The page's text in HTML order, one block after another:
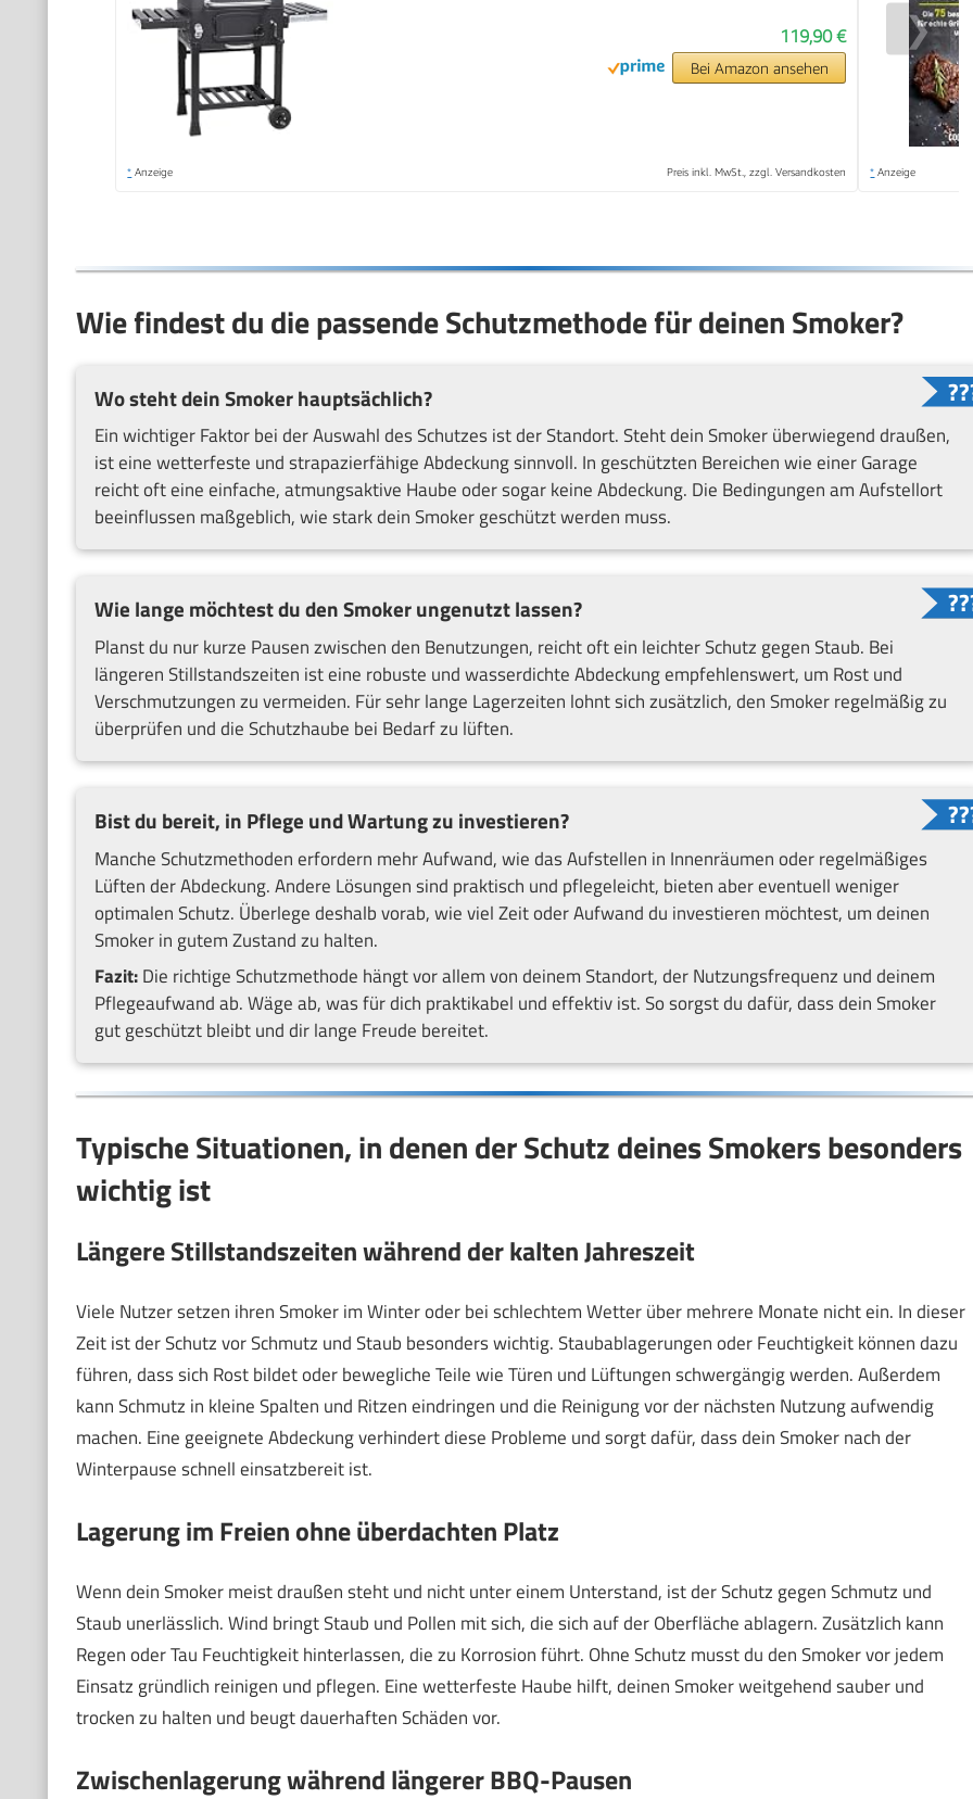
119,90 €
Bei Amazon ansehen
* Anzeige Preis inkl. MwSt., zzgl. Versandkosten * Anzeige
❯
Wie findest du die passende Schutzmethode für deinen Smoker?
Wo steht dein Smoker hauptsächlich?
Ein wichtiger Faktor bei der Auswahl des Schutzes ist der Standort. Steht dein Smoker überwiegend draußen,
ist eine wetterfeste und strapazierfähige Abdeckung sinnvoll. In geschützten Bereichen wie einer Garage
reicht oft eine einfache, atmungsaktive Haube oder sogar keine Abdeckung. Die Bedingungen am Aufstellort
beeinflussen maßgeblich, wie stark dein Smoker geschützt werden muss.
Wie lange möchtest du den Smoker ungenutzt lassen?
Planst du nur kurze Pausen zwischen den Benutzungen, reicht oft ein leichter Schutz gegen Staub. Bei
längeren Stillstandszeiten ist eine robuste und wasserdichte Abdeckung empfehlenswert, um Rost und
Verschmutzungen zu vermeiden. Für sehr lange Lagerzeiten lohnt sich zusätzlich, den Smoker regelmäßig zu
überprüfen und die Schutzhaube bei Bedarf zu lüften.
Bist du bereit, in Pflege und Wartung zu investieren?
Manche Schutzmethoden erfordern mehr Aufwand, wie das Aufstellen in Innenräumen oder regelmäßiges
Lüften der Abdeckung. Andere Lösungen sind praktisch und pflegeleicht, bieten aber eventuell weniger
optimalen Schutz. Überlege deshalb vorab, wie viel Zeit oder Aufwand du investieren möchtest, um deinen
Smoker in gutem Zustand zu halten.
Fazit:Die richtige Schutzmethode hängt vor allem von deinem Standort, der Nutzungsfrequenz und deinem
Pflegeaufwand ab. Wäge ab, was für dich praktikabel und effektiv ist. So sorgst du dafür, dass dein Smoker
gut geschützt bleibt und dir lange Freude bereitet.
Typische Situationen, in denen der Schutz deines Smokers besonders
wichtig ist
Längere Stillstandszeiten während der kalten Jahreszeit
Viele Nutzer setzen ihren Smoker im Winter oder bei schlechtem Wetter über mehrere Monate nicht ein. In dieser
Zeit ist der Schutz vor Schmutz und Staub besonders wichtig. Staubablagerungen oder Feuchtigkeit können dazu
führen, dass sich Rost bildet oder bewegliche Teile wie Türen und Lüftungen schwergängig werden. Außerdem
kann Schmutz in kleine Spalten und Ritzen eindringen und die Reinigung vor der nächsten Nutzung aufwendig
machen. Eine geeignete Abdeckung verhindert diese Probleme und sorgt dafür, dass dein Smoker nach der
Winterpause schnell einsatzbereit ist.
Lagerung im Freien ohne überdachten Platz
Wenn dein Smoker meist draußen steht und nicht unter einem Unterstand, ist der Schutz gegen Schmutz und
Staub unerlässlich. Wind bringt Staub und Pollen mit sich, die sich auf der Oberfläche ablagern. Zusätzlich kann
Regen oder Tau Feuchtigkeit hinterlassen, die zu Korrosion führt. Ohne Schutz musst du den Smoker vor jedem
Einsatz gründlich reinigen und pflegen. Eine wetterfeste Haube hilft, deinen Smoker weitgehend sauber und
trocken zu halten und beugt dauerhaften Schäden vor.
Zwischenlagerung während längerer BBQ-Pausen